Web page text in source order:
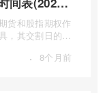
货和股指期权作
，其交割日的设
· 8个月前